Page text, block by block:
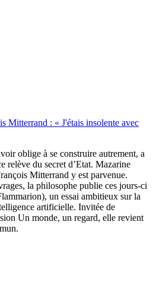
Mitterrand : « J'étais insolente avec
oblige à se construire autrement, a
relève du secret d’Etat. Mazarine
Mitterrand y est parvenue.
la philosophe publie ces jours-ci
un essai ambitieux sur la
artificielle. Invitée de
Un monde, un regard, elle revient